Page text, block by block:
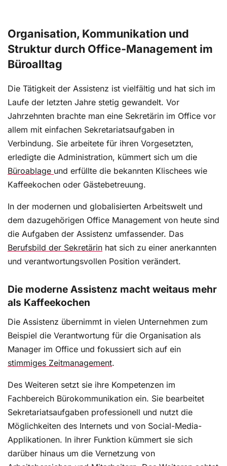
Persönlichkeit im Vordergrund stehen kann sowie
in welchen Bereichen Anpassung besser und
zielführender ist. Wir haben einige
Umsetzungsmöglichkeiten in der Arbeitswelt
Arbeitsabläufe effektiv
Es gehört zu den Anforderungen einer Sekretärin,
die unterschiedlichsten Tätigkeitsbereiche
fachgerecht abzudecken. Neben der allgemeinen
Bürokommunikation fällt die Konzeption von
Geschäftsbriefen oder das kompetente
Telefonieren mit Kunden oder Kollegen in ihr
Anforderungsprofil. Darüber hinaus zeigt sie
Einsatz, die Termine des Tages oder der Woche zu
planen. Kunden zu begrüßen oder die Büroablage
zu organisieren gehört ebenfalls zu ihren
Projektevaluierung – So halten Sie die
wichtigsten Ergebnisse fest
Die Herausforderungen der modernen Arbeitswelt
sind vielfältig. Durch die Globalisierung und die
das Internet ist es für Unternehmen bedeutend,
sich wettbewerbsfähig aufzustellen. Diese
Notwendigkeit impliziert, die eigenen Vorteile und
Mehrwerte progressiv darzustellen. Um Produkte
oder Dienstleistungen als exklusiv und wertvoll zu
kennzeichnen, müssen die sogenannten Unique
Selling Points (USP) herausgearbeitet werden.
Organisation, Kommunikation und
Struktur durch Office-Management im
Büroalltag
Die Tätigkeit der Assistenz ist vielfältig und hat sich im
Laufe der letzten Jahre stetig gewandelt. Vor
Jahrzehnten brachte man eine Sekretärin im Office vor
allem mit einfachen Sekretariatsaufgaben in
Verbindung. Sie arbeitete für ihren Vorgesetzten,
erledigte die Administration, kümmert sich um die
Büroablage und erfüllte die bekannten Klischees wie
Kaffeekochen oder Gästebetreuung.
In der modernen und globalisierten Arbeitswelt und
dem dazugehörigen Office Management von heute sind
die Aufgaben der Assistenz umfassender. Das
Berufsbild der Sekretärin hat sich zu einer anerkannten
und verantwortungsvollen Position verändert.
Die moderne Assistenz macht weitaus mehr
als Kaffeekochen
Die Assistenz übernimmt in vielen Unternehmen zum
Beispiel die Verantwortung für die Organisation als
Manager im Office und fokussiert sich auf ein
stimmiges Zeitmanagement.
Des Weiteren setzt sie ihre Kompetenzen im
Fachbereich Bürokommunikation ein. Sie bearbeitet
Sekretariatsaufgaben professionell und nutzt die
Möglichkeiten des Internets und von Social-Media-
Applikationen. In ihrer Funktion kümmert sie sich
darüber hinaus um die Vernetzung von